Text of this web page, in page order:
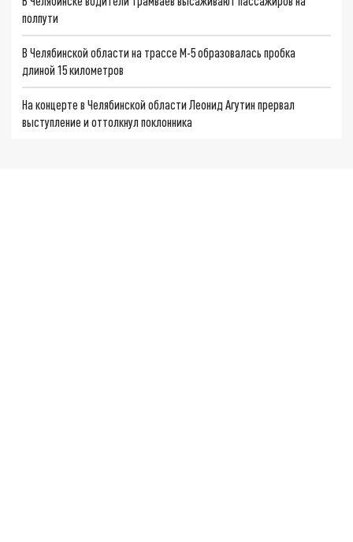
полпути
В Челябинской области на трассе М-5 образовалась пробка
длиной 15 километров
На концерте в Челябинской области Леонид Агутин прервал
выступление и оттолкнул поклонника